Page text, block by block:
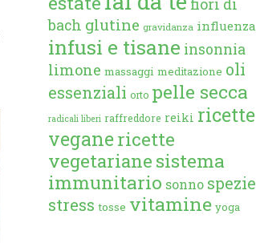
fiori di
bach glutine gravidanza influenza
infusi e tisane insonnia
limone massaggi meditazione oli
essenziali orto pelle secca
radicali liberi raffreddore reiki ricette
veganericette
vegetariane sistema
immunitario sonno spezie
stress tosse vitamine yoga